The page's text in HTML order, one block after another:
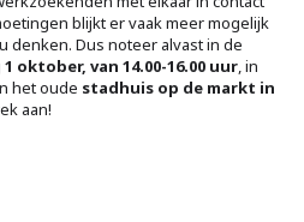
blijkt er vaak meer mogelijk
denken. Dus noteer alvast in de
oktober, van 14.00-16.00 uur, in
het oude stadhuis op de markt in
aan!